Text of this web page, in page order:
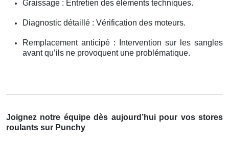
Graissage : Entretien des éléments techniques.
Diagnostic détaillé : Vérification des moteurs.
Remplacement anticipé : Intervention sur les sangles
avant qu’ils ne provoquent une problématique.
Joignez notre équipe dès aujourd’hui pour vos stores
roulants sur Punchy